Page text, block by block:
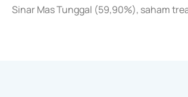
Sinar Mas Tunggal (59,90%), saham